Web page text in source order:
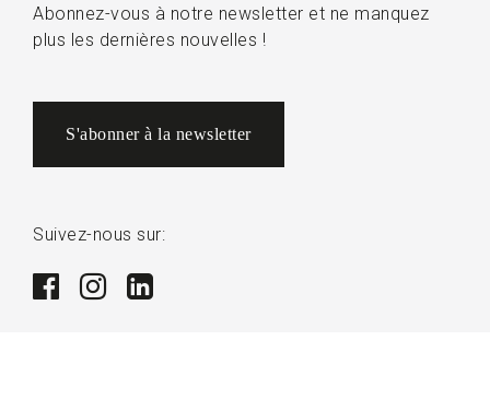
Abonnez-vous à notre newsletter et ne manquez
plus les dernières nouvelles !
S'abonner à la newsletter
Suivez-nous sur: